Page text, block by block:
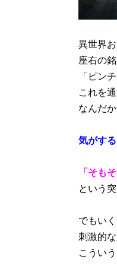
異世界
座右の
「ピン
これを
なんだ
気がす
「そも
という
でもい
刺激的
こうい